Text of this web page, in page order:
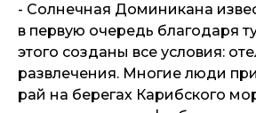
- Солнечная Доминикана
в первую очередь благодаря
этого созданы все условия:
развлечения. Многие люди
рай на берегах Карибского